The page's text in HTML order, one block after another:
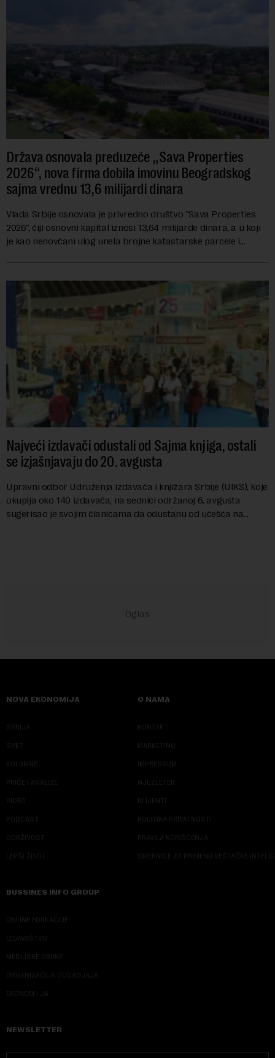
Država osnovala preduzeće „Sava Properties
2026“, nova firma dobila imovinu Beogradskog
sajma vrednu 13,6 milijardi dinara
Vlada Srbije osnovala je privredno društvo "Sava Properties
2026", čiji osnovni kapital iznosi 13,64 milijarde dinara, a u koji
je kao nenovčani ulog unela brojne katastarske parcele i
Najveći izdavači odustali od Sajma knjiga, ostali
se izjašnjavaju do 20. avgusta
Upravni odbor Udruženja izdavača i knjižara Srbije (UIKS), koje
okuplja oko 140 izdavača, na sednici održanoj 6. avgusta
sugerisao je svojim članicama da odustanu od učešća na
NOVA EKONOMIJA
SRBIJA
SVET
KOLUMNE
PRIČE I ANALIZE
VIDEO
PODCAST
ODRŽIVOST
LEPŠI ŽIVOT
O NAMA
KONTAKT
MARKETING
IMPRESSUM
NJUZLETER
KLIJENTI
POLITIKA PRIVATNOSTI
PRAVILA KORIŠĆENJA
SMERNICE ZA PRIMENU VEŠTAČKE
BUSSINES INFO GROUP
ONLINE EDUKACIJE
IZDAVAŠTVO
MEDIJSKE OBUKE
ORGANIZACIJA DOGADJAJA
EKONOM I JA
NEWSLETTER